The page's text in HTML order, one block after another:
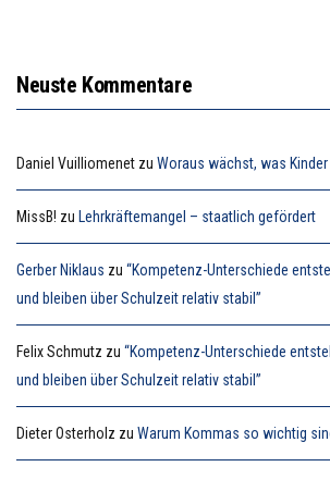
Neuste Kommentare
Daniel Vuilliomenet zu Woraus wächst, was
MissB! zu Lehrkräftemangel – staatlich gefördert
Gerber Niklaus zu “Kompetenz-Unterschiede
und bleiben über Schulzeit relativ stabil”
Felix Schmutz zu “Kompetenz-Unterschiede
und bleiben über Schulzeit relativ stabil”
Dieter Osterholz zu Warum Kommas so wichtig